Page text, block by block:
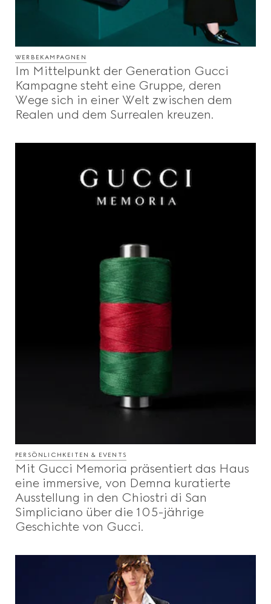
WERBEKAMPAGNEN
Im Mittelpunkt der Generation Gucci
Kampagne steht eine Gruppe, deren
Wege sich in einer Welt zwischen dem
Realen und dem Surrealen kreuzen.
PERSÖNLICHKEITEN & EVENTS
Mit Gucci Memoria präsentiert das Haus
eine immersive, von Demna kuratierte
Ausstellung in den Chiostri di San
Simpliciano über die 105-jährige
Geschichte von Gucci.